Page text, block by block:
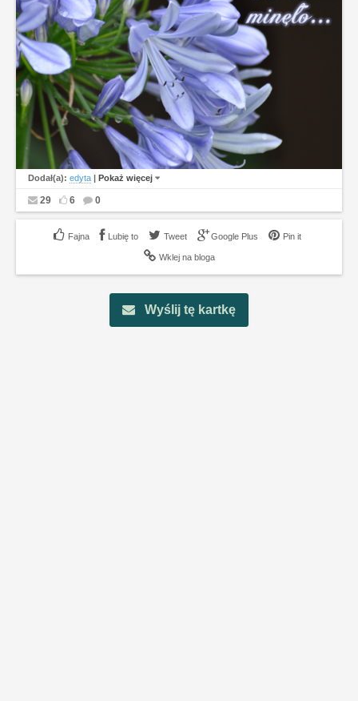
Dodał(a): edyta | Pokaż więcej
29 6 0
Lubię to Tweet Google Plus Pin it
Wklej na bloga
Wyślij tę kartkę